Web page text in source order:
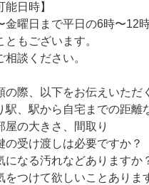
能日時】
金曜日まで平日の6時〜12
ともございます。
相談ください。
の際、以下をお伝えいただ
駅、駅から自宅までの距離
の大きさ、間取り
受け渡しは必要ですか
なる汚れなどありますか
つけて欲しいことありま